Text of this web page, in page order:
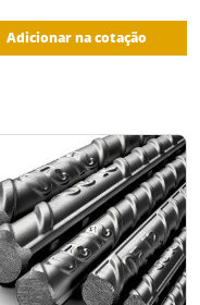
Adicionar na cotação